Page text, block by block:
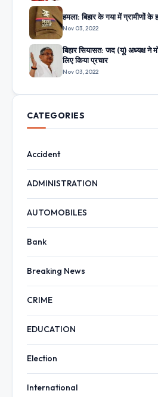
हमला: बिहार के गया में ग्रामीणों
Nov 03, 2022
बिहार सियासत: जद (यू) अध्यक्ष ने
लिए किया प्रचार
Nov 03, 2022
CATEGORIES
Accident
ADMINISTRATION
AUTOMOBILES
Bank
Breaking News
CRIME
EDUCATION
Election
International